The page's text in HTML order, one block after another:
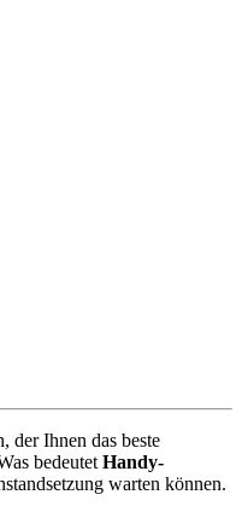
der Ihnen das beste
bedeutet Handy-
warten können.